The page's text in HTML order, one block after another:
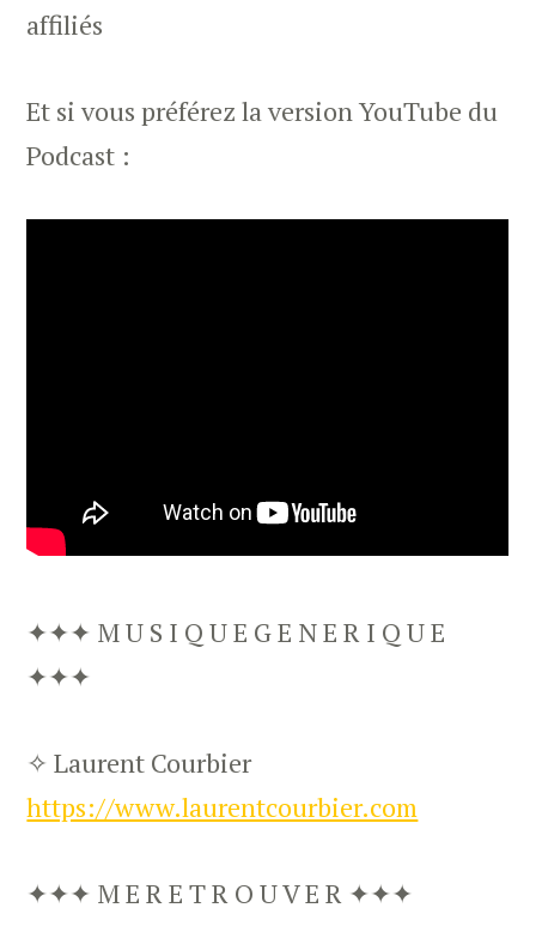
affiliés
Et si vous préférez la version YouTube du
Podcast :
✦✦✦ M U S I Q U E G E N E R I Q U E
✦✦✦
✧ Laurent Courbier
https://www.laurentcourbier.com
✦✦✦ M E R E T R O U V E R ✦✦✦